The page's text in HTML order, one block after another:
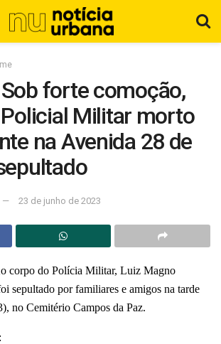
forte comoção,
Militar morto
na Avenida 28 de
23 de junho de 2023
corpo do Polícia Militar, Luiz Magno
sepultado por familiares e amigos na tarde
no Cemitério Campos da Paz.